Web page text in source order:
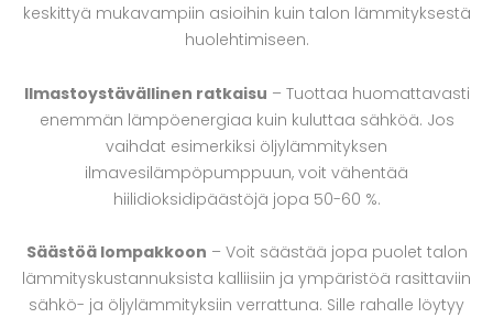
keskittyä mukavampiin asioihin kuin talon lämmityksestä
huolehtimiseen.
Ilmastoystävällinen ratkaisu – Tuottaa huomattavasti
enemmän lämpöenergiaa kuin kuluttaa sähköä. Jos
vaihdat esimerkiksi öljylämmityksen
ilmavesilämpöpumppuun, voit vähentää
hiilidioksidipäästöjä jopa 50-60 %.
Säästöä lompakkoon – Voit säästää jopa puolet talon
lämmityskustannuksista kalliisiin ja ympäristöä rasittaviin
sähkö- ja öljylämmityksiin verrattuna. Sille rahalle löytyy